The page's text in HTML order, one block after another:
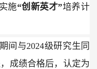
施“创新英才”培养计
间与2024级研究生同
成绩合格后，认定为